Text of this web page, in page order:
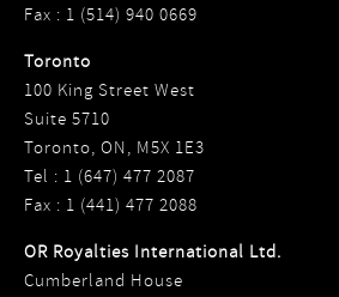
Fax : 1 (514) 940 0669
Toronto
100 King Street West
Suite 5710
Toronto, ON, M5X 1E3
Tel : 1 (647) 477 2087
Fax : 1 (441) 477 2088
OR Royalties International Ltd.
Cumberland House